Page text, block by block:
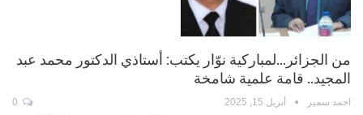
من الجزائر…لمباركية نوّار يكتب: أستاذي الدكتور محمد عبد
المجيد.. قامة علمية شامخة
احمد سمير أبريل 15, 2025